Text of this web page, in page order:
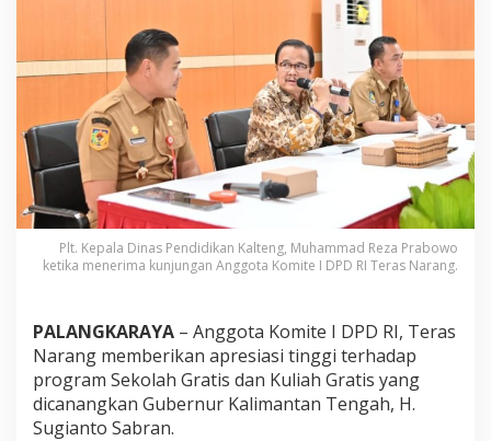
Plt. Kepala Dinas Pendidikan Kalteng, Muhammad Reza Prabowo
ketika menerima kunjungan Anggota Komite I DPD RI Teras Narang.
PALANGKARAYA – Anggota Komite I DPD RI, Teras
Narang memberikan apresiasi tinggi terhadap
program Sekolah Gratis dan Kuliah Gratis yang
dicanangkan Gubernur Kalimantan Tengah, H.
Sugianto Sabran.